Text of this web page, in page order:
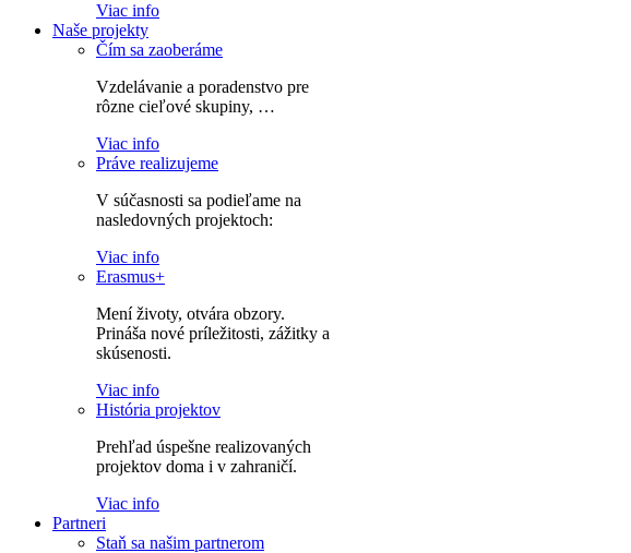
Viac info
Naše projekty
Čím sa zaoberáme
Vzdelávanie a poradenstvo pre
rôzne cieľové skupiny, …
Viac info
Práve realizujeme
V súčasnosti sa podieľame na
nasledovných projektoch:
Viac info
Erasmus+
Mení životy, otvára obzory.
Prináša nové príležitosti, zážitky a
skúsenosti.
Viac info
História projektov
Prehľad úspešne realizovaných
projektov doma i v zahraničí.
Viac info
Partneri
Staň sa našim partnerom